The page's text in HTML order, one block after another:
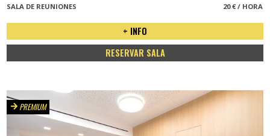
SALA DE REUNIONES
20 € / HORA
+ INFO
RESERVAR SALA
PREMIUM